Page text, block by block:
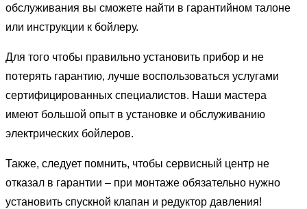
обслуживания вы сможете найти в гарантийном талоне
или инструкции к бойлеру.
Для того чтобы правильно установить прибор и не
потерять гарантию, лучше воспользоваться услугами
сертифицированных специалистов. Наши мастера
имеют большой опыт в установке и обслуживанию
электрических бойлеров.
Также, следует помнить, чтобы сервисный центр не
отказал в гарантии – при монтаже обязательно нужно
установить спускной клапан и редуктор давления!